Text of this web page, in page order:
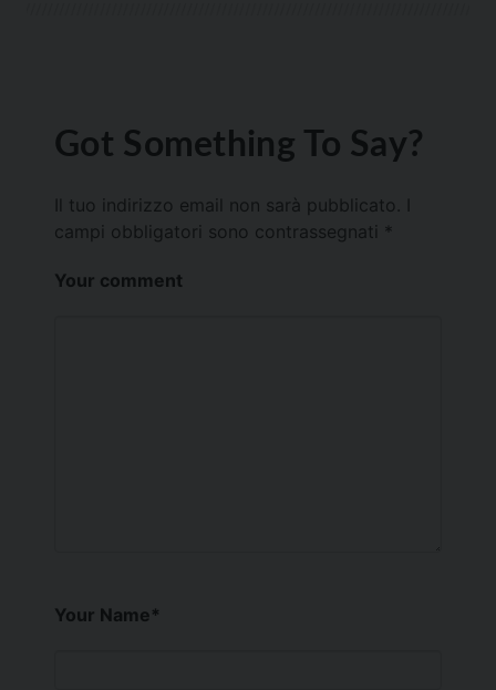
Got Something To Say?
Il tuo indirizzo email non sarà pubblicato.
campi obbligatori sono contrassegnati *
Your comment
Your Name*